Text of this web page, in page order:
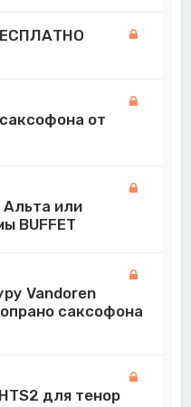
от
или
BUFFET
Vandoren
саксофона
для тенор